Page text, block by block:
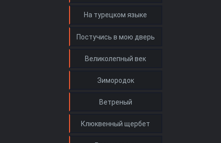
На турецком языке